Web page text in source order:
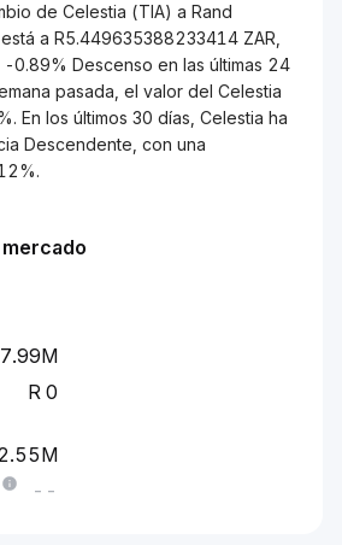
de Celestia (TIA) a Rand
a R5.449635388233414 ZAR,
0.89% Descenso en las últimas 24
pasada, el valor del Celestia
En los últimos 30 días, Celestia ha
Descendente, con una
0
--